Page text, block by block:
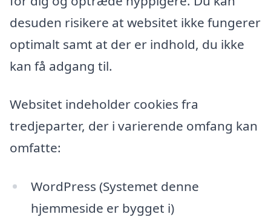
desuden risikere at websitet ikke fungerer
optimalt samt at der er indhold, du ikke
kan få adgang til.
Websitet indeholder cookies fra
tredjeparter, der i varierende omfang kan
omfatte:
WordPress (Systemet denne
hjemmeside er bygget i)